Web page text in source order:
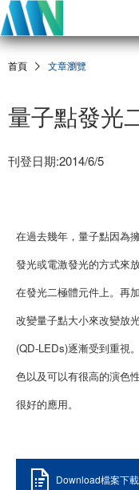
首頁 文章瀏覽
量子點發光
刊登日期:2014/6/5
在過去幾年，量子點因為
發光或電激發光的方式來
在發光二極體元件上。再
改變量子點大小來改變放
(QD-LEDs)逐漸受到重視
色以及可以有很高的演色
很好的應用。
Download檔案下載